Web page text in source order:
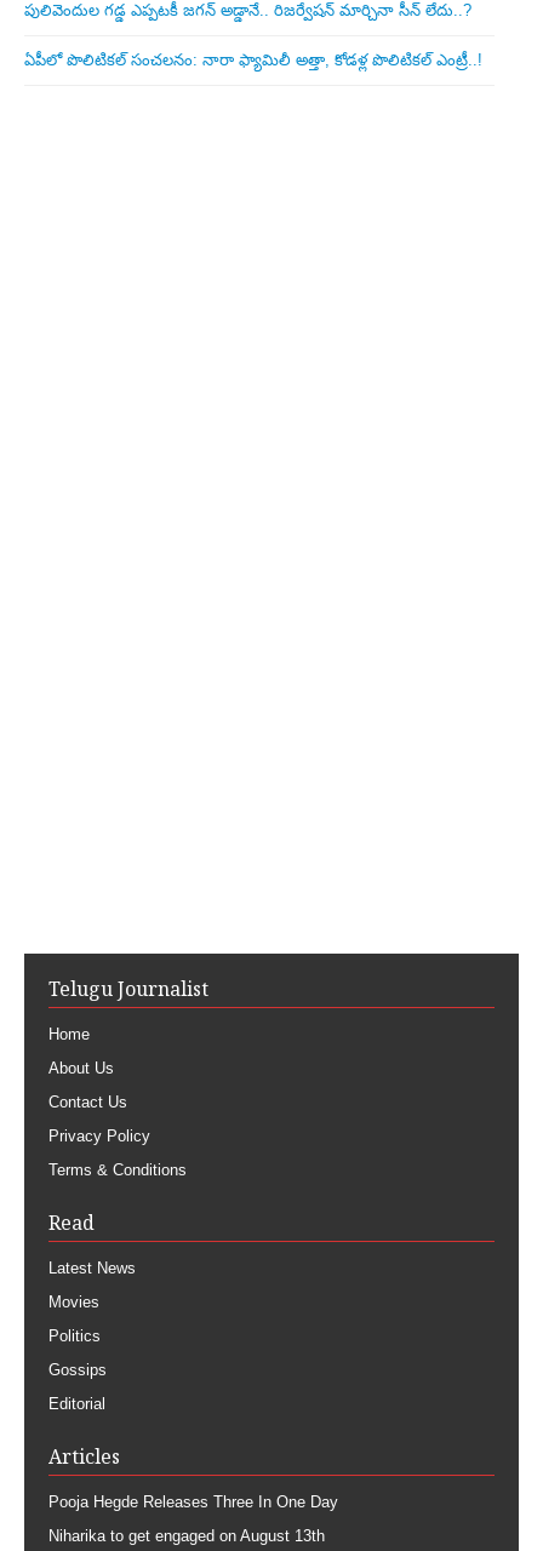
పులివెందుల గ‌డ్డ ఎప్ప‌ట‌కీ జ‌గ‌న్ అడ్డానే.. రిజ‌ర్వేష‌న్ మార్చినా సీన్ లేదు..?
ఏపీలో పొలిటిక‌ల్ సంచ‌ల‌నం: నారా ఫ్యామిలీ అత్తా, కోడ‌ళ్ల పొలిటికల్ ఎంట్రీ..!
Telugu Journalist
Home
About Us
Contact Us
Privacy Policy
Terms & Conditions
Read
Latest News
Movies
Politics
Gossips
Editorial
Articles
Pooja Hegde Releases Three In One Day
Niharika to get engaged on August 13th